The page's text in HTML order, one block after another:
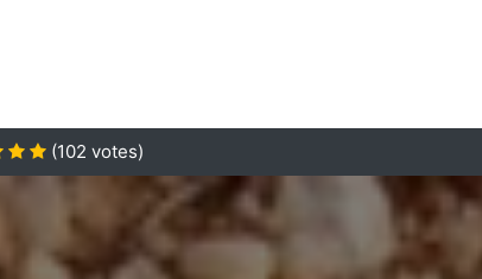
(102 votes)